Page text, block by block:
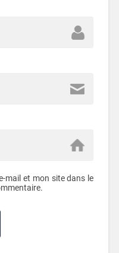
mail et mon site dans le